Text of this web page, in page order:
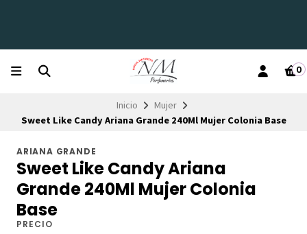
0
Inicio
Mujer
Sweet Like Candy Ariana Grande 240Ml Mujer Colonia Base
ARIANA GRANDE
Sweet Like Candy Ariana
Grande 240Ml Mujer Colonia
Base
PRECIO